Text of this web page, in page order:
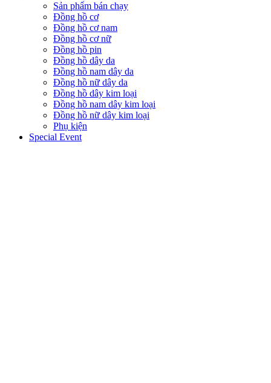
Sản phẩm bán chạy
Đồng hồ cơ
Đồng hồ cơ nam
Đồng hồ cơ nữ
Đồng hồ pin
Đồng hồ dây da
Đồng hồ nam dây da
Đồng hồ nữ dây da
Đồng hồ dây kim loại
Đồng hồ nam dây kim loại
Đồng hồ nữ dây kim loại
Phụ kiện
Special Event